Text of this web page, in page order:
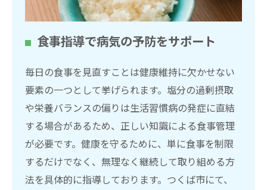
食事指導で病気の予防をサポート
毎日の食事を見直すことは健康維持に欠かせない
要素の一つとして挙げられます。塩分の過剰摂取
や栄養バランスの偏りは生活習慣病の発症に直結
する場合があるため、正しい知識による食事管理
が必要です。健康を守るために、単に食事を制限
するだけでなく、無理なく継続して取り組める方
法を具体的に指導しております。つくば市にて、